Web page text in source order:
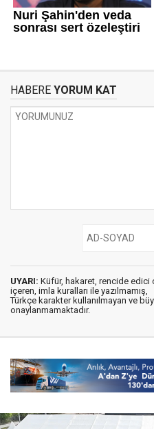
HABERE YORUM KAT
UYARI: Küfür, hakaret, rencide edici
içeren, imla kuralları ile yazılmamış,
Türkçe karakter kullanılmayan ve
onaylanmamaktadır.